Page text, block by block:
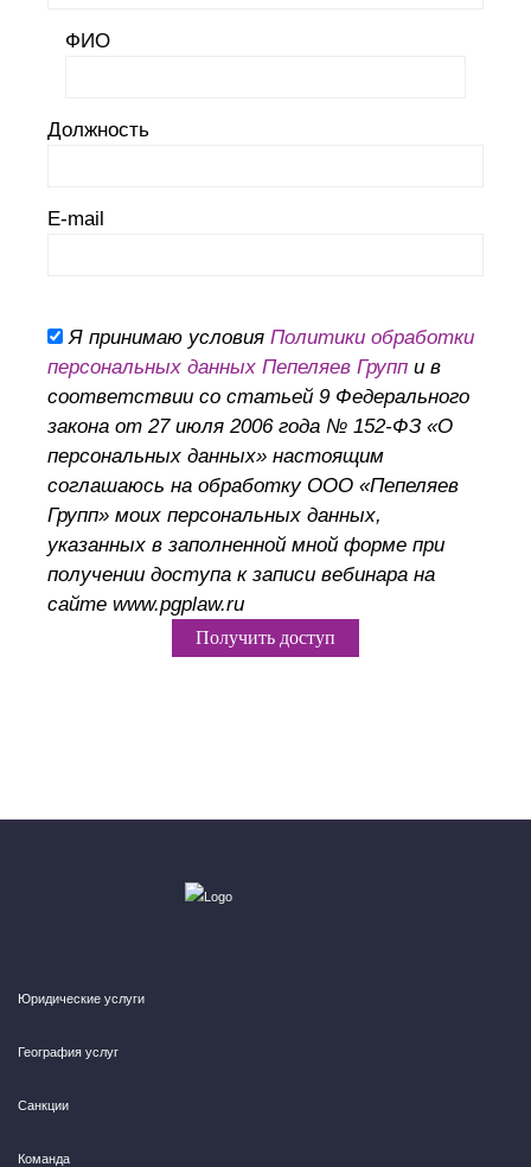
ФИО
Должность
E-mail
Я принимаю условия Политики обработки
персональных данных Пепеляев Групп и в
соответствии со статьей 9 Федерального
закона от 27 июля 2006 года № 152-ФЗ «О
персональных данных» настоящим
соглашаюсь на обработку ООО «Пепеляев
Групп» моих персональных данных,
указанных в заполненной мной форме при
получении доступа к записи вебинара на
сайте www.pgplaw.ru
Юридические услуги
География услуг
Санкции
Команда